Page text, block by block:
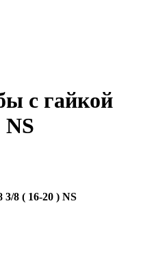
с гайкой
8 ( 16-20 ) NS